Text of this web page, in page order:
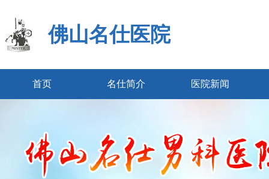
佛山名仕医院
首页 名仕简介 医院新闻